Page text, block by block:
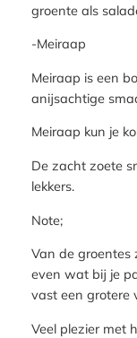
groente als
-Meiraap
Meiraap is een
anijsachtige
Meiraap kun je
De zacht zoete
lekkers.
Note;
Van de groentes
even wat bij je
vast een grotere
Veel plezier met